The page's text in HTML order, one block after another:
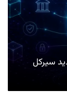
سیرکل